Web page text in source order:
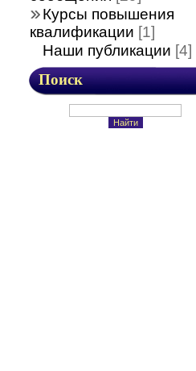
Курсы повышения
квалификации [1]
Наши публикации [4]
Поиск